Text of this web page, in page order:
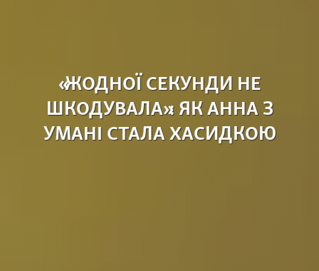
«ЖОДНОЇ СЕКУНДИ НЕ
ШКОДУВАЛА»: ЯК АННА З
УМАНІ СТАЛА ХАСИДКОЮ